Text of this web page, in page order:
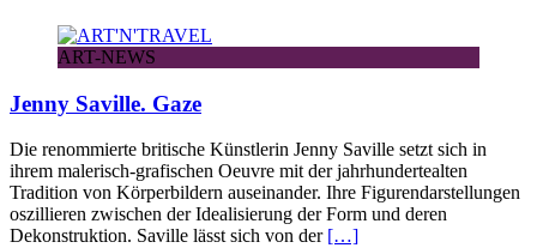
ART-NEWS
Jenny Saville. Gaze
Die renommierte britische Künstlerin Jenny Saville setzt sich in
ihrem malerisch-grafischen Oeuvre mit der jahrhundertealten
Tradition von Körperbildern auseinander. Ihre Figurendarstellungen
oszillieren zwischen der Idealisierung der Form und deren
Dekonstruktion. Saville lässt sich von der […]